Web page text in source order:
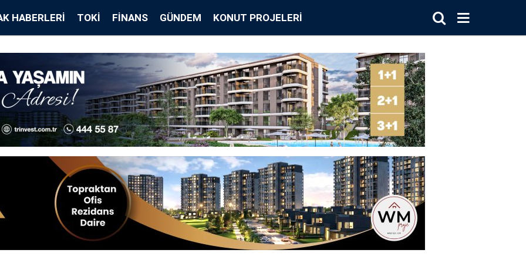
HABERLERI TOKİ FINANS GÜNDEM KONUT PROJELERI